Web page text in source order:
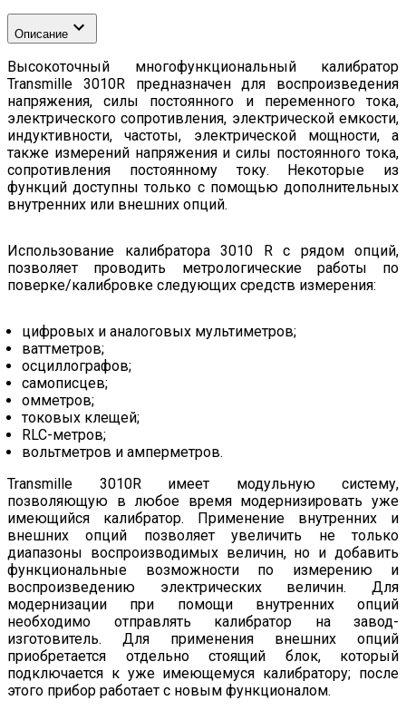
Описание
Высокоточный многофункциональный калибратор
Transmille 3010R предназначен для воспроизведения
напряжения, силы постоянного и переменного тока,
электрического сопротивления, электрической емкости,
индуктивности, частоты, электрической мощности, а
также измерений напряжения и силы постоянного тока,
сопротивления постоянному току. Некоторые из
функций доступны только с помощью дополнительных
внутренних или внешних опций.
Использование калибратора 3010 R с рядом опций,
позволяет проводить метрологические работы по
поверке/калибровке следующих средств измерения:
цифровых и аналоговых мультиметров;
ваттметров;
осциллографов;
самописцев;
омметров;
токовых клещей;
RLC-метров;
вольтметров и амперметров.
Transmille 3010R имеет модульную систему,
позволяющую в любое время модернизировать уже
имеющийся калибратор. Применение внутренних и
внешних опций позволяет увеличить не только
диапазоны воспроизводимых величин, но и добавить
функциональные возможности по измерению и
воспроизведению электрических величин. Для
модернизации при помощи внутренних опций
необходимо отправлять калибратор на завод-
изготовитель. Для применения внешних опций
приобретается отдельно стоящий блок, который
подключается к уже имеющемуся калибратору; после
этого прибор работает с новым функционалом.